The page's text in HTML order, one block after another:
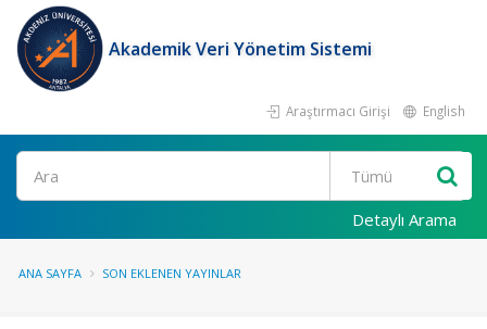
Akademik Veri Yönetim Sistemi
Araştırmacı Girişi English
Ara
Detaylı Arama
ANA SAYFA SON EKLENEN YAYINLAR